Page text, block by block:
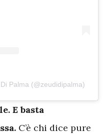
Palma (@zeudidipalma)
E basta
C’è chi dice pure